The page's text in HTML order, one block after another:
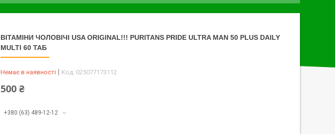
ВІТАМІНИ ЧОЛОВІЧІ USA ORIGINAL!!! PURITANS PRIDE ULTRA MAN 50 PLUS DAILY
MULTI 60 ТАБ
Немає в наявності Код: 025077173112
500 ₴
+380 (63) 489-12-12